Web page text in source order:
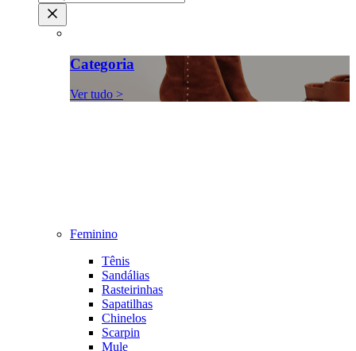
Categoria
Ver tudo >
Feminino
Tênis
Sandálias
Rasteirinhas
Sapatilhas
Chinelos
Scarpin
Mule